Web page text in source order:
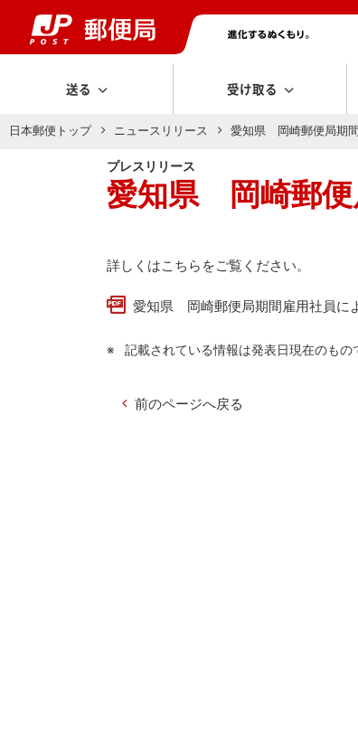
送る 受け取る
日本郵便トップ ニュースリリース 愛知県 岡崎郵便局期
プレスリリース
愛知県 岡崎郵便
詳しくはこちらをご覧ください。
愛知県 岡崎郵便局期間雇用社員に
記載されている情報は発表日現在のもの
前のページへ戻る